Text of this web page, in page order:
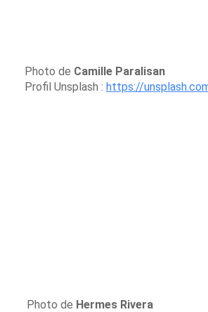
Photo de Camille Paralisan
Profil Unsplash : https://
Photo de Hermes Rivera